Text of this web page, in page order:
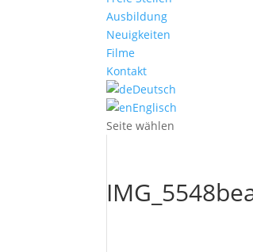
Ausbildung
Neuigkeiten
Filme
Kontakt
Deutsch
Englisch
Seite wählen